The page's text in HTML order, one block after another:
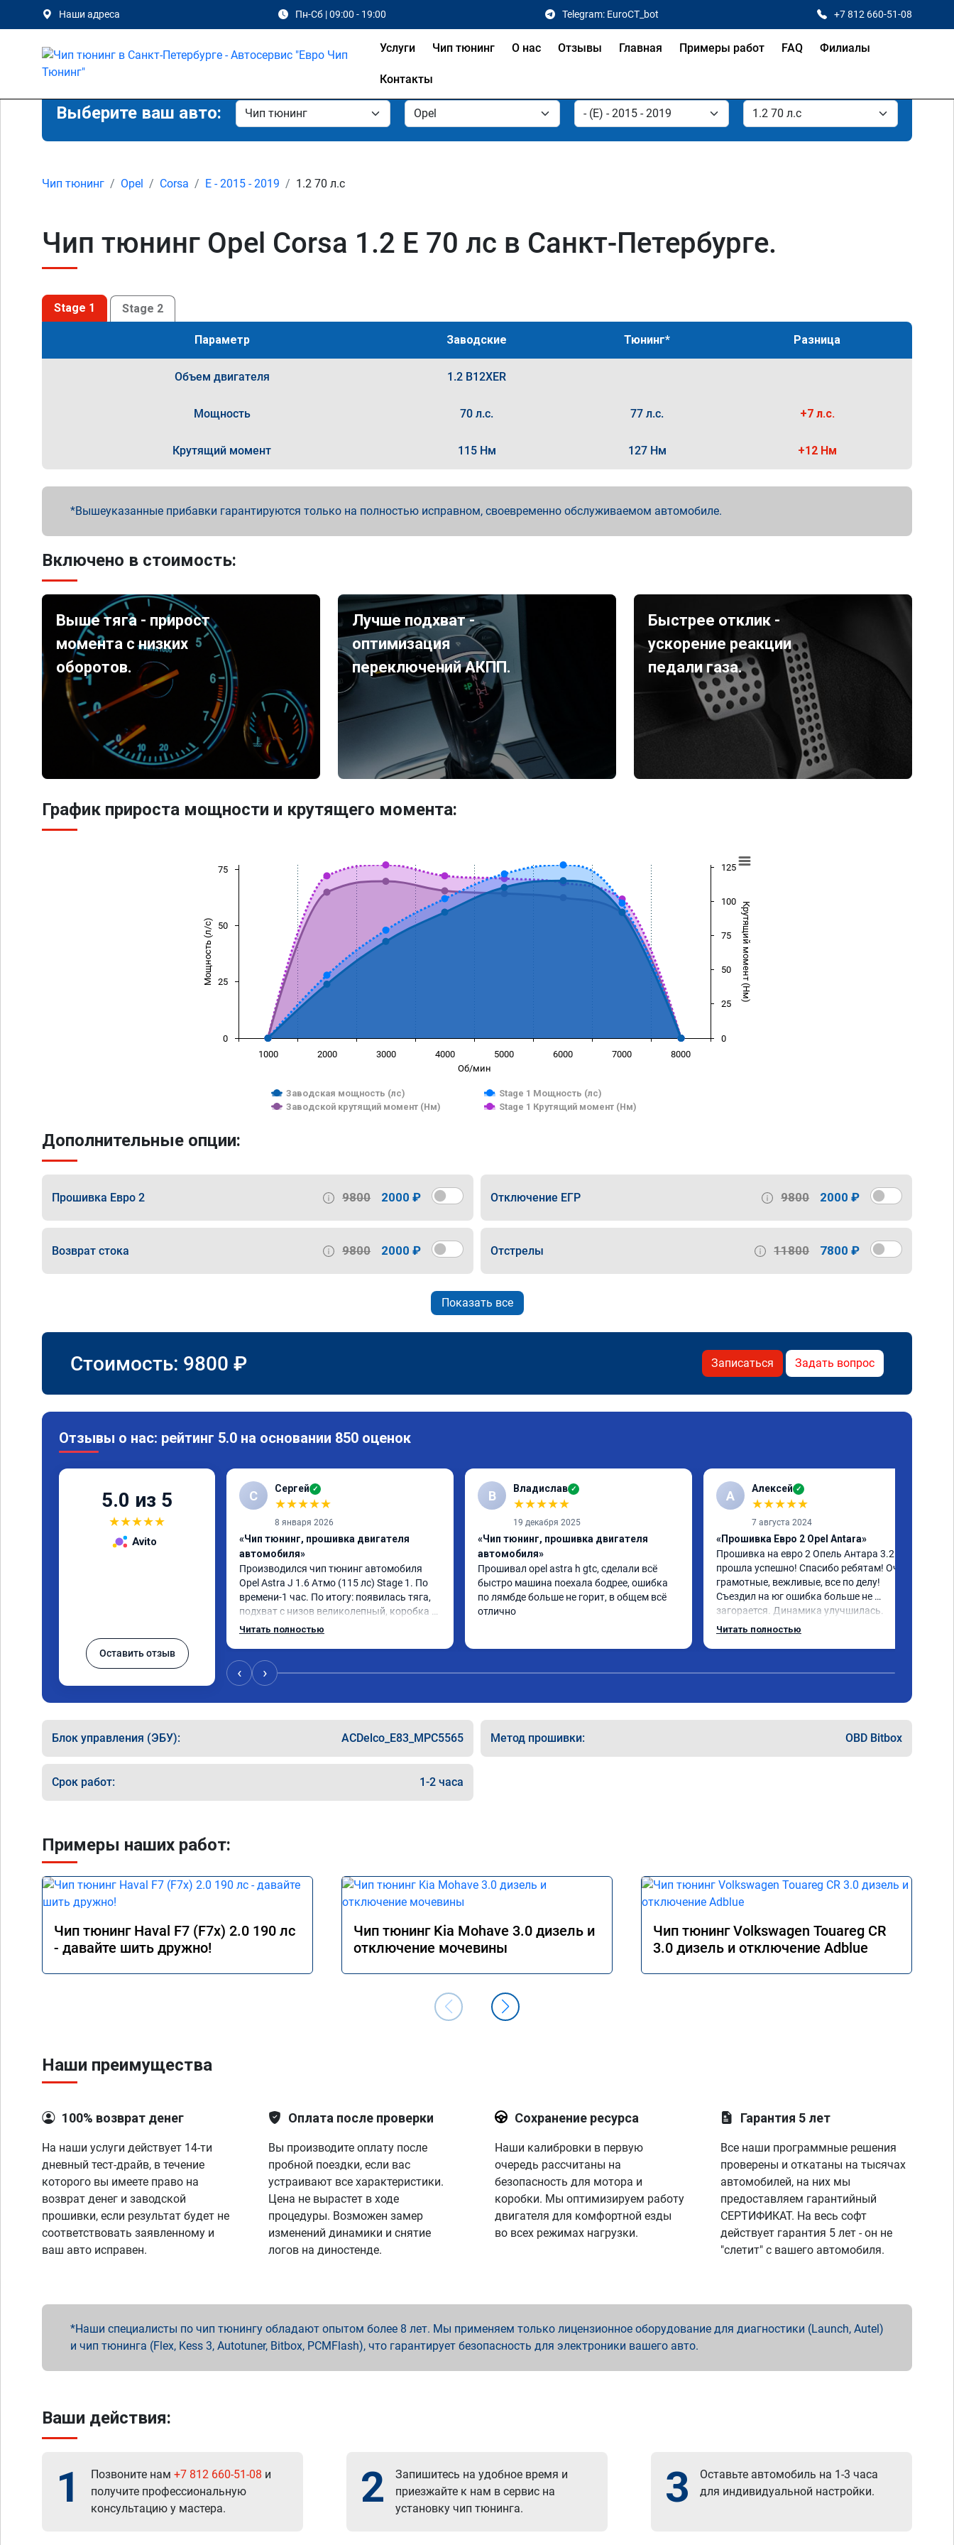
Наши адреса Пн-Сб | 09:00 - 19:00 Telegram: EuroCT_bot +7 812 660-51-08
Услуги Чип тюнинг О нас Отзывы Главная Примеры работ FAQ Филиалы
Контакты
Выберите ваш авто:
Чип тюнинг Opel Corsa E - 2015 - 2019 1.2 70 л.с
Чип тюнинг Opel Corsa 1.2 E 70 лс в Санкт-Петербурге.
Stage 1 Stage 2
Параметр Заводские Тюнинг* Разница
Объем двигателя 1.2 B12XER
Мощность 70 л.с. 77 л.с. +7 л.с.
Крутящий момент 115 Нм 127 Нм +12 Нм
Вышеуказанные прибавки гарантируются только на полностью исправном, своевременно обслуживаемом автомобиле.
Включено в стоимость:
Выше тяга - прирост
момента с низких
оборотов.
Лучше подхват -
оптимизация
переключений АКПП.
Быстрее отклик -
ускорение реакции
педали газа.
График прироста мощности и крутящего момента:
Об/мин
Мощность (л/с) Крутящий момент (Нм)
Заводская мощность (лс)
Stage 1 Мощность (лс)
Заводской крутящий момент (Нм)
Stage 1 Крутящий момент (Нм)
1000 2000 3000 4000 5000 6000 7000 8000
0
25
50
75
0
25
50
75
100
125
Дополнительные опции:
Прошивка Евро 2 9800 2000 ₽ Отключение ЕГР 9800 2000 ₽
Возврат стока 9800 2000 ₽ Отстрелы 11800 7800 ₽
Показать все
Стоимость: 9800 ₽ Записаться Задать вопрос
Отзывы о нас: рейтинг 5.0 на основании 850 оценок
5.0 из 5
★★★★★
Avito
Оставить отзыв
С Сергей ✓
★★★★★
8 января 2026
«Чип тюнинг, прошивка двигателя
автомобиля»
Производился чип тюнинг автомобиля
Opel Astra J 1.6 Атмо (115 лс) Stage 1. По
времени-1 час. По итогу: появилась тяга,
подхват с низов великолепный, коробка
стала работать плавнее. На трассе
Вообщем доволен как слон )))
Рекомендую компанию!
Читать полностью
В Владислав ✓
★★★★★
19 декабря 2025
«Чип тюнинг, прошивка двигателя
автомобиля»
Прошивал opel astra h gtc, сделали всё
быстро машина поехала бодрее, ошибка
по лямбде больше не горит, в общем всё
отлично
А Алексей ✓
★★★★★
7 августа 2024
«Прошивка Евро 2 Opel Antara»
Прошивка на евро 2 Опель Антара 3.2
прошла успешно! Спасибо ребятам! Очень
грамотные, вежливые, все по делу!
Съездил на юг ошибка больше не
загорается. Динамика улучшилась.
Советую данный сервис. Ещё раз
Читать полностью
‹ ›
Блок управления (ЭБУ): ACDelco_E83_MPC5565 Метод прошивки: OBD Bitbox
Срок работ: 1-2 часа
Примеры наших работ:
Чип тюнинг Haval F7 (F7x) 2.0 190 лс
- давайте шить дружно!
Чип тюнинг Kia Mohave 3.0 дизель и
отключение мочевины
Чип тюнинг Volkswagen Touareg CR
3.0 дизель и отключение Adblue
Наши преимущества
100% возврат денег
На наши услуги действует 14-ти
дневный тест-драйв, в течение
которого вы имеете право на
возврат денег и заводской
прошивки, если результат будет не
соответствовать заявленному и
ваш авто исправен.
Оплата после проверки
Вы производите оплату после
пробной поездки, если вас
устраивают все характеристики.
Цена не вырастет в ходе
процедуры. Возможен замер
изменений динамики и снятие
логов на диностенде.
Сохранение ресурса
Наши калибровки в первую
очередь рассчитаны на
безопасность для мотора и
коробки. Мы оптимизируем работу
двигателя для комфортной езды
во всех режимах нагрузки.
Гарантия 5 лет
Все наши программные решения
проверены и откатаны на тысячах
автомобилей, на них мы
предоставляем гарантийный
СЕРТИФИКАТ. На весь софт
действует гарантия 5 лет - он не
"слетит" с вашего автомобиля.
Наши специалисты по чип тюнингу обладают опытом более 8 лет. Мы применяем только лицензионное оборудование для диагностики (Launch, Autel)
и чип тюнинга (Flex, Kess 3, Autotuner, Bitbox, PCMFlash), что гарантирует безопасность для электроники вашего авто.
Ваши действия:
1 Позвоните нам +7 812 660-51-08 и
получите профессиональную
консультацию у мастера.
2
Запишитесь на удобное время и
приезжайте к нам в сервис на
установку чип тюнинга.
3
Оставьте автомобиль на 1-3 часа
для индивидуальной настройки.